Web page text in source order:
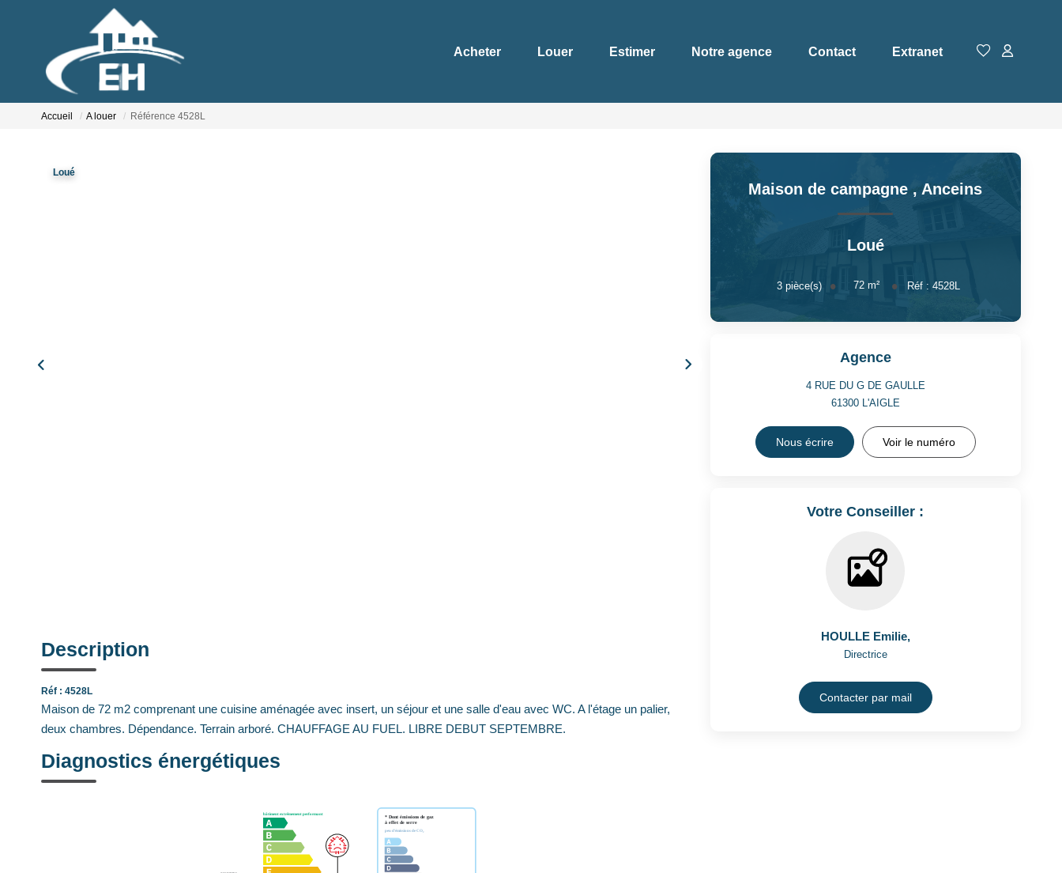
Acheter Louer Estimer Notre agence Contact Extranet
Accueil A louer Référence 4528L
Loué
Description
Réf : 4528L
Maison de 72 m2 comprenant une cuisine aménagée avec insert, un séjour et une salle d'eau avec WC. A l'étage un palier,
deux chambres. Dépendance. Terrain arboré. CHAUFFAGE AU FUEL. LIBRE DEBUT SEPTEMBRE.
Diagnostics énergétiques
Maison de campagne , Anceins
Loué
3pièce(s) 72m² Réf :4528L
Agence
4 RUE DU G DE GAULLE
61300 L'AIGLE
Nous écrire Voir le numéro
Votre Conseiller :
HOULLE Emilie,
Directrice
Contacter par mail